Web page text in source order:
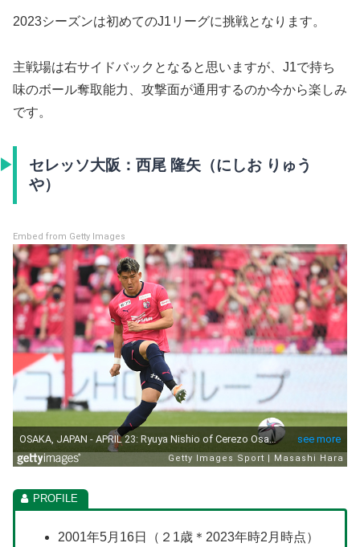
2023シーズンは初めてのJ1リーグに挑戦となります。
主戦場は右サイドバックとなると思いますが、J1で持ち
味のボール奪取能力、攻撃面が通用するのか今から楽しみ
です。
セレッソ大阪：西尾 隆矢（にしお りゅう
や）
Embed from Getty Images
2001年5月16日（２1歳＊2023年時2月時点）